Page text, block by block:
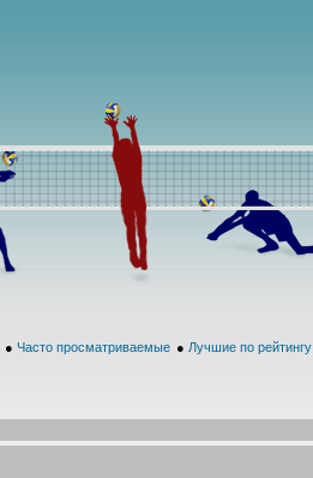
● Часто просматриваемые ● Лучшие по рейтингу